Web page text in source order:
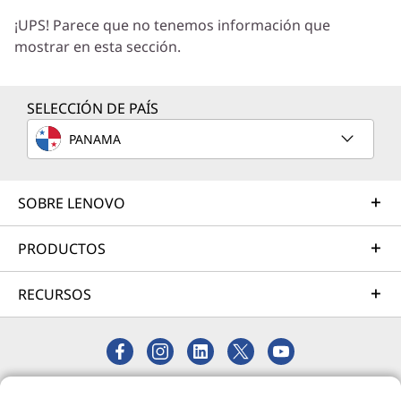
correcta para sus exclusivas necesidades
empresariales.
Servicios de Implementación
ayudaremos a simplificar la implementación de nuevas
Más información
Servicios de Asistencia
Proteja su inversión en TI. Nuestros expertos están
¡UPS! Parece que no tenemos información que
mostrar en esta sección.
SELECCIÓN DE PAÍS
PANAMA
SOBRE LENOVO
PRODUCTOS
RECURSOS